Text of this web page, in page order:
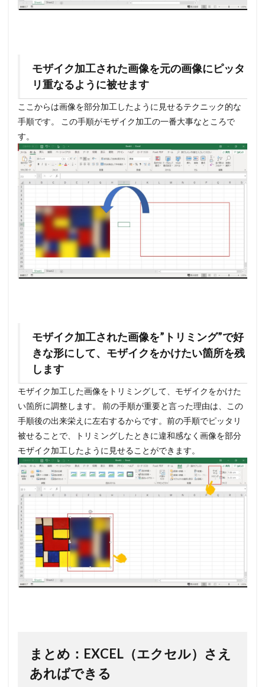
モザイク加工された画像を元の画像にピッタ
リ重なるように被せます
ここからは画像を部分加工したように見せるテクニック的な
手順です。 この手順がモザイク加工の一番大事なところで
す。
モザイク加工された画像を”トリミング”で好
きな形にして、モザイクをかけたい箇所を残
します
モザイク加工した画像をトリミングして、モザイクをかけた
い箇所に調整します。 前の手順が重要と言った理由は、この
手順後の出来栄えに左右するからです。前の手順でピッタリ
被せることで、トリミングしたときに違和感なく画像を部分
モザイク加工したように見せることができます。
まとめ：EXCEL（エクセル）さえ
あればできる